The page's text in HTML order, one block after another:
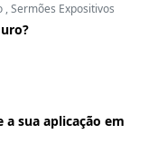
,Sermões Expositivos
sua aplicação em